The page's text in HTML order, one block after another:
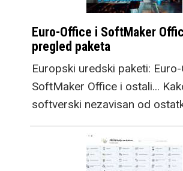
Euro-Office i SoftMaker
pregled paketa
Europski uredski paketi:
SoftMaker Office i ostali...
softverski nezavisan od